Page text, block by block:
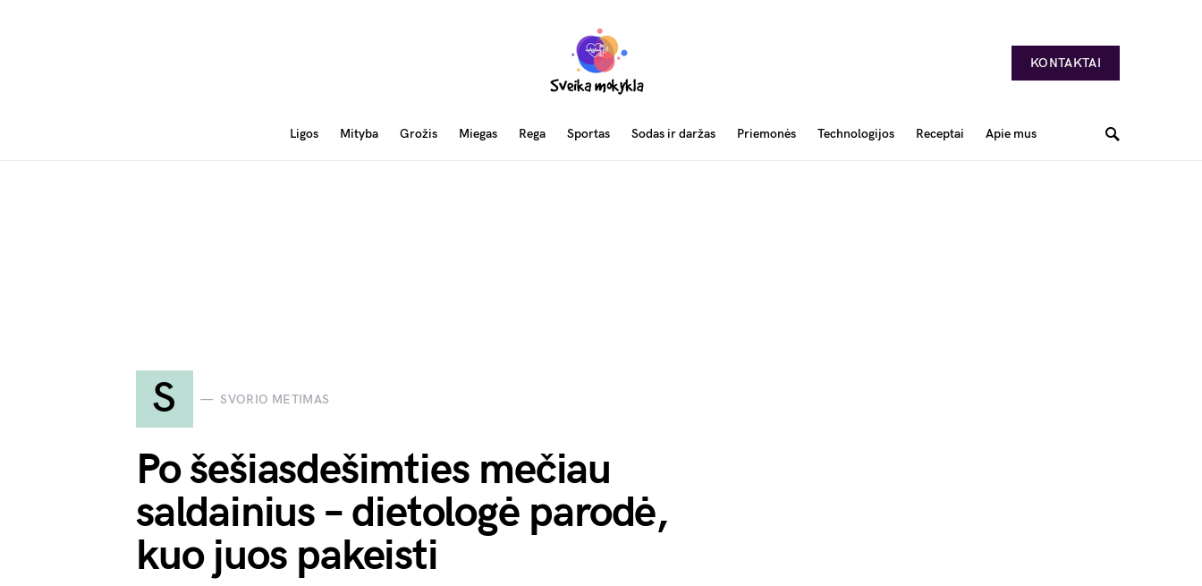
KONTAKTAI
Ligos Mityba Grožis Miegas Rega Sportas Sodas ir daržas Priemonės Technologijos Receptai Apie mus
S SVORIO METIMAS
Po šešiasdešimties mečiau
saldainius – dietologė parodė,
kuo juos pakeisti